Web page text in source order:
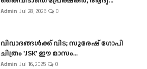
Admin Jul 28, 2025 0
വിവാദങ്ങൾക്ക് വിട; സുരേഷ് ഗോപി
ചിത്രം 'JSK' ഈ മാസം...
Admin Jul 16, 2025 0